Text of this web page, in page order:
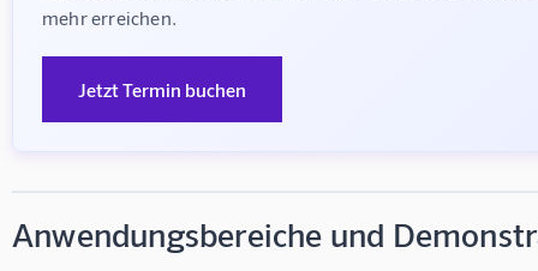
mehr erreichen.
Jetzt Termin buchen
Anwendungsbereiche und